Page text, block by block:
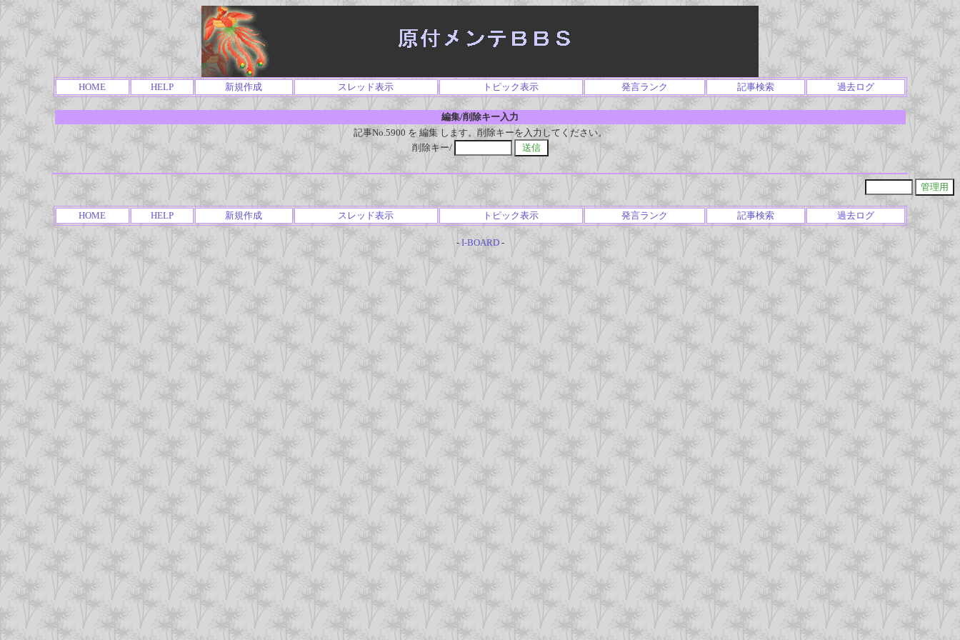
HOME HELP 新規作成 スレッド表示 トピック表示 発言ランク 記事検索 過去ログ
編集/削除キー入力
記事No.5900 を 編集 します。削除キーを入力してください。
削除キー/
HOME HELP 新規作成 スレッド表示 トピック表示 発言ランク 記事検索 過去ログ
- I-BOARD-